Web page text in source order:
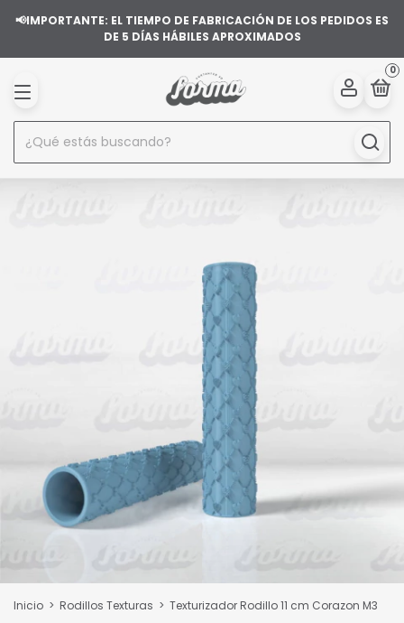
📢IMPORTANTE: EL TIEMPO DE FABRICACIÓN DE LOS PEDIDOS ES
DE 5 DÍAS HÁBILES APROXIMADOS
0
Inicio > Rodillos Texturas > Texturizador Rodillo 11 cm Corazon M3